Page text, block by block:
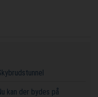
kan der bydes på